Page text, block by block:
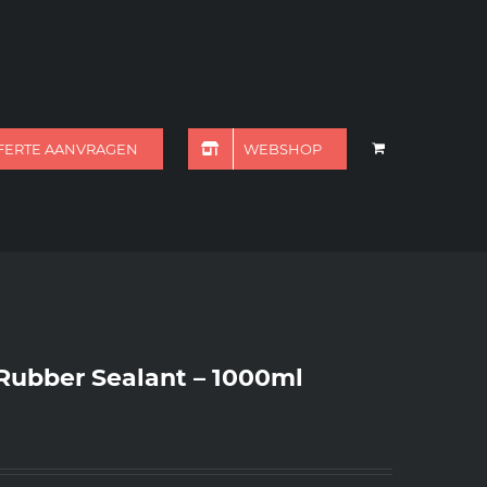
AANVRAGEN WEBSHOP
Sealant – 1000ml